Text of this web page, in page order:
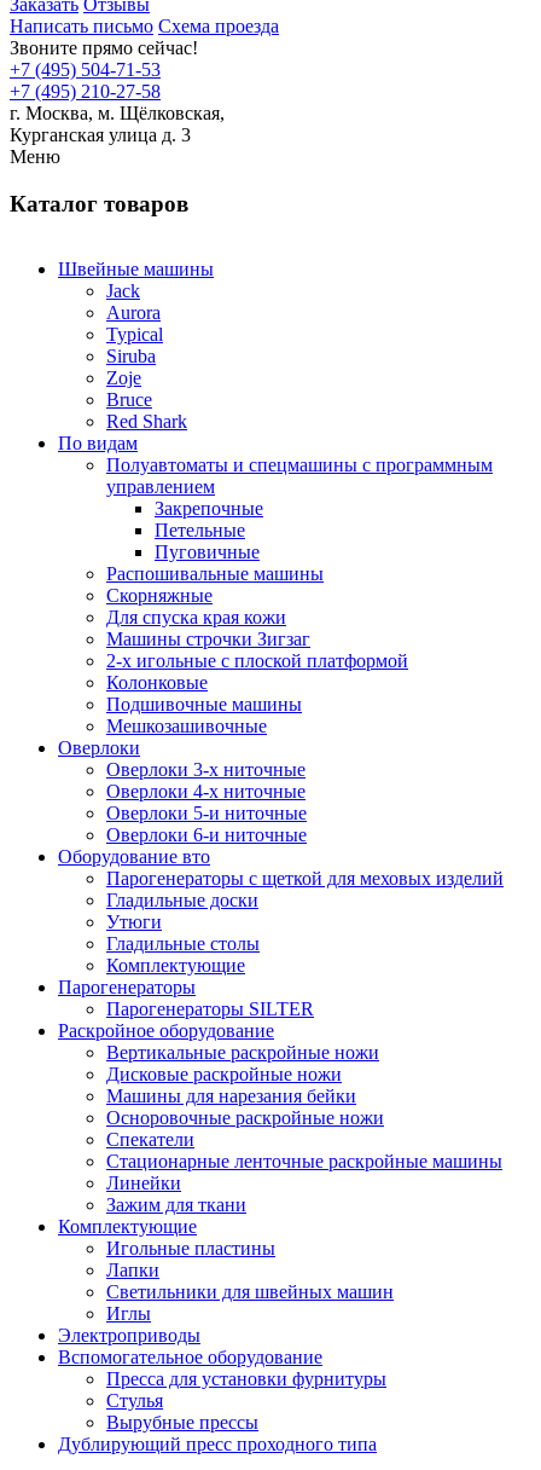
Написать письмо Схема проезда
Звоните прямо сейчас!
+7 (495) 504-71-53
+7 (495) 210-27-58
г. Москва, м. Щёлковская,
Курганская улица д. 3
Меню
Каталог товаров
Швейные машины
Jack
Aurora
Typical
Siruba
Zoje
Bruce
Red Shark
По видам
Полуавтоматы и спецмашины с программным
управлением
Закрепочные
Петельные
Пуговичные
Распошивальные машины
Скорняжные
Для спуска края кожи
Машины строчки Зигзаг
2-х игольные с плоской платформой
Колонковые
Подшивочные машины
Мешкозашивочные
Оверлоки
Оверлоки 3-х ниточные
Оверлоки 4-х ниточные
Оверлоки 5-и ниточные
Оверлоки 6-и ниточные
Оборудование вто
Парогенераторы с щеткой для меховых изделий
Гладильные доски
Утюги
Гладильные столы
Комплектующие
Парогенераторы
Парогенераторы SILTER
Раскройное оборудование
Вертикальные раскройные ножи
Дисковые раскройные ножи
Машины для нарезания бейки
Осноровочные раскройные ножи
Спекатели
Стационарные ленточные раскройные машины
Линейки
Зажим для ткани
Комплектующие
Игольные пластины
Лапки
Светильники для швейных машин
Иглы
Электроприводы
Вспомогательное оборудование
Пресса для установки фурнитуры
Стулья
Вырубные прессы
Дублирующий пресс проходного типа